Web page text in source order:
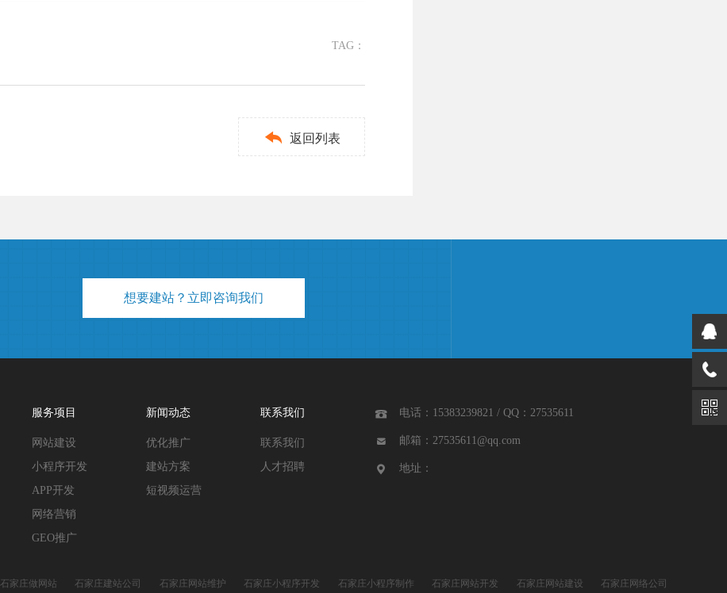
TAG：
 返回列表
想要建站？立即咨询我们
服务项目
网站建设
小程序开发
APP开发
网络营销
GEO推广
新闻动态
优化推广
建站方案
短视频运营
联系我们
联系我们
人才招聘
 电话：15383239821 / QQ：27535611
 邮箱：27535611@qq.com
 地址：
石家庄做网站 石家庄建站公司 石家庄网站维护 石家庄小程序开发 石家庄小程序制作 石家庄网站开发 石家庄网站建设 石家庄网络公司